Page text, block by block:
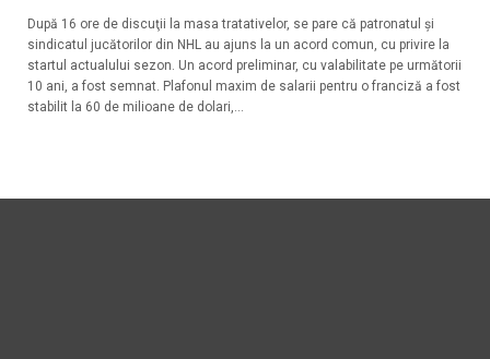
După 16 ore de discuţii la masa tratativelor, se pare că patronatul şi
sindicatul jucătorilor din NHL au ajuns la un acord comun, cu privire la
startul actualului sezon. Un acord preliminar, cu valabilitate pe următorii
10 ani, a fost semnat. Plafonul maxim de salarii pentru o franciză a fost
stabilit la 60 de milioane de dolari,...